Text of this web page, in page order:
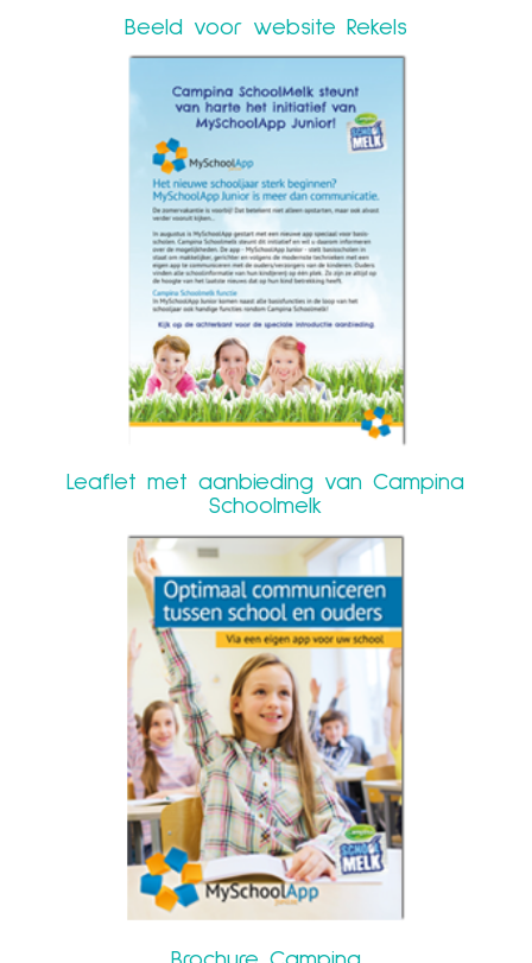
Beeld voor website Rekels
Leaflet met aanbieding van Campina
Schoolmelk